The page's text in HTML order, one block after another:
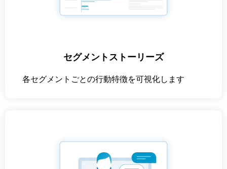
セグメントストーリーズ
各セグメントごとの行動特徴を可視化します